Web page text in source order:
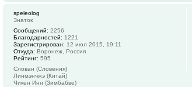
speleolog
Знаток
Сообщений: 2256
Благодарностей: 1221
Зарегистрирован: 12 июл 2015, 19:11
Откуда: Воронеж, Россия
Рейтинг: 595
Слован (Словения)
Линмэнчжэ (Китай)
Чикен Инн (Зимбабве)